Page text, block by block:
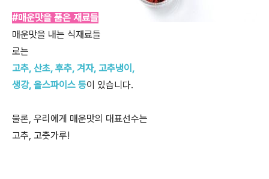
#매운맛을 품은 재료들
매운맛을 내는 식재료들
로는
고추, 산초, 후추, 겨자, 고추냉이,
생강, 올스파이스 등이 있습니다.
물론, 우리에게 매운맛의 대표선수는
고추, 고춧가루!